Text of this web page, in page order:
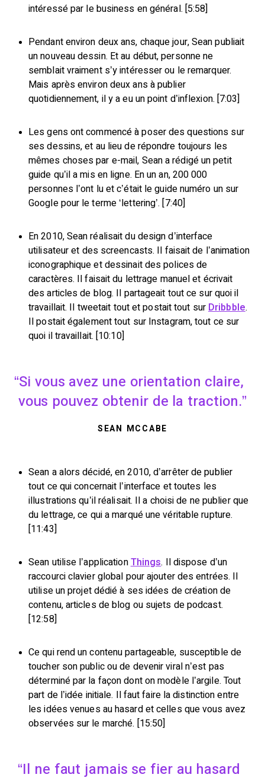
intéressé par le business en général. [5:58]
Pendant environ deux ans, chaque jour, Sean publiait
un nouveau dessin. Et au début, personne ne
semblait vraiment s’y intéresser ou le remarquer.
Mais après environ deux ans à publier
quotidiennement, il y a eu un point d’inflexion. [7:03]
Les gens ont commencé à poser des questions sur
ses dessins, et au lieu de répondre toujours les
mêmes choses par e-mail, Sean a rédigé un petit
guide qu’il a mis en ligne. En un an, 200 000
personnes l’ont lu et c’était le guide numéro un sur
Google pour le terme ‘lettering’. [7:40]
En 2010, Sean réalisait du design d’interface
utilisateur et des screencasts. Il faisait de l’animation
iconographique et dessinait des polices de
caractères. Il faisait du lettrage manuel et écrivait
des articles de blog. Il partageait tout ce sur quoi il
travaillait. Il tweetait tout et postait tout sur Dribbble.
Il postait également tout sur Instagram, tout ce sur
quoi il travaillait. [10:10]
Si vous avez une orientation claire,
vous pouvez obtenir de la traction.
SEAN MCCABE
Sean a alors décidé, en 2010, d’arrêter de publier
tout ce qui concernait l’interface et toutes les
illustrations qu’il réalisait. Il a choisi de ne publier que
du lettrage, ce qui a marqué une véritable rupture.
[11:43]
Sean utilise l’application Things. Il dispose d’un
raccourci clavier global pour ajouter des entrées. Il
utilise un projet dédié à ses idées de création de
contenu, articles de blog ou sujets de podcast.
[12:58]
Ce qui rend un contenu partageable, susceptible de
toucher son public ou de devenir viral n’est pas
déterminé par la façon dont on modèle l’argile. Tout
part de l’idée initiale. Il faut faire la distinction entre
les idées venues au hasard et celles que vous avez
observées sur le marché. [15:50]
Il ne faut jamais se fier au hasard